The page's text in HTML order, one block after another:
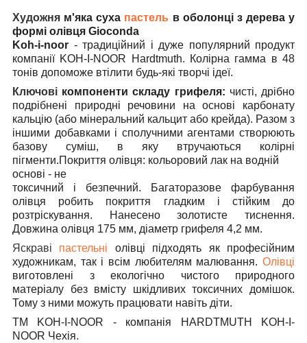
Художня м'яка суха пастель в оболонці з дерева у
формі олівця Gioconda
Koh-i-noor - традиційний і дуже популярний продукт
компанії KOH- I-NOOR Hardtmuth. Колірна гамма в 48
тонів допоможе втілити будь-які творчі ідеї.
Ключові компоненти складу грифеля: чисті, дрібно
подрібнені
природні речовини на основі
карбонату
кальцію (або мінеральний кальцит або крейда). Разом з
іншими добавками і сполучними агентами створюють
базову
суміш, в яку втручаються
колірні
пігменти.Покриття олівця: кольоровий лак на водній
основі - не
токсичний
і безпечний. Багаторазове фарбування
олівця
робить покриття гладким і стійким
до
розтріскування. Нанесено золотисте тиснення.
Довжина олівця 175 мм, діаметр грифеля 4,2 мм.
Яскраві
пастельні олівці підходять як
професійним
художникам, так і всім любителям малювання. Олівці
виготовлені
з екологічно чистого
природного
матеріалу
без вмісту шкідливих токсичних домішок.
Тому з ними можуть працювати навіть діти.
ТМ
KOH- I-NOOR - компанія HARDTMUTH KOH- I-
NOOR Чехія.